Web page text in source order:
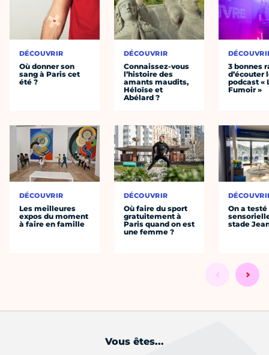
DÉCOUVRIR
Où donner son
sang à Paris cet
été ?
DÉCOUVRIR
Les meilleures
expos du moment
à faire en famille
DÉCOUVRIR
Connaissez-vous
l’histoire des
amants maudits,
Héloïse et
Abélard ?
DÉCOUVRIR
Où faire du sport
gratuitement à
Paris quand on est
une femme ?
3 bonnes
d’écouter
podcast «
Fumoir »
On a
stade
Vous êtes...